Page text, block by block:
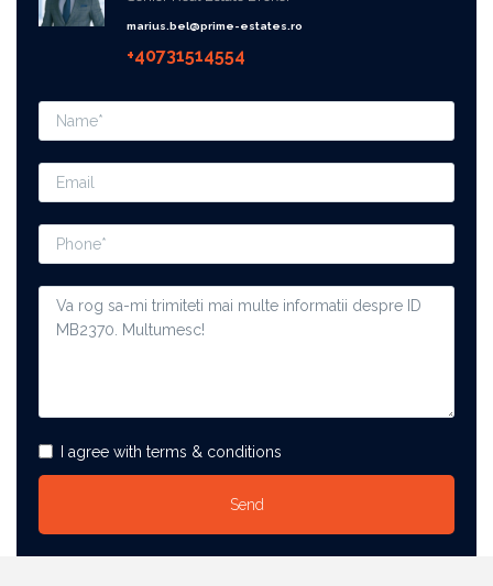
marius.bel@prime-estates.ro
+40731514554
I agree with terms & conditions